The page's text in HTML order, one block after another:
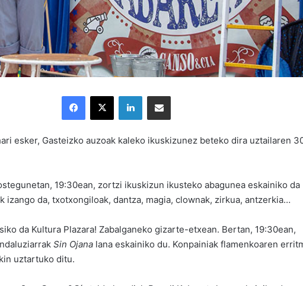
esker, Gasteizko auzoak kaleko ikuskizunez beteko dira uztailaren
19:30ean, zortzi ikuskizun ikusteko abagunea eskainiko da
izango da, txotxongiloak, dantza, magia, clownak, zirkua, antzerkia…
da Kultura Plazara! Zabalganeko gizarte-etxean. Bertan, 19:30ean,
Sin Ojana lana eskainiko du. Konpainiak flamenkoaren
uztartuko ditu.